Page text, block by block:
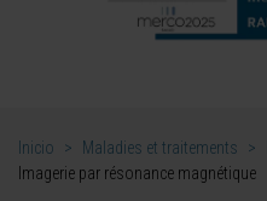
Inicio > Maladies et traitements >
Imagerie par résonance magnétique